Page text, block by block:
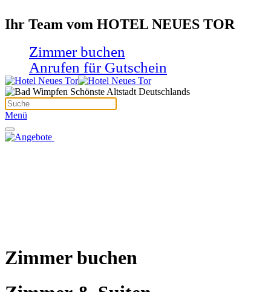
Ihr Team vom HOTEL NEUES TOR
Zimmer buchen
Anrufen für Gutschein
Menü
Zimmer buchen